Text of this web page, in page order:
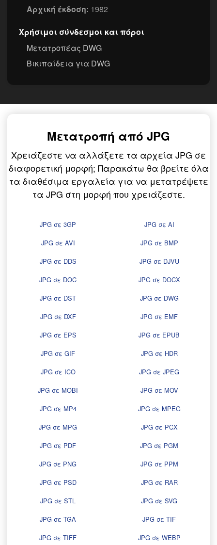
Αρχική έκδοση: 1982
Χρήσιμοι σύνδεσμοι και πόροι
Μετατροπέας DWG
Βικιπαίδεια για DWG
Μετατροπή από JPG
Χρειάζεστε να αλλάξετε τα αρχεία JPG σε
διαφορετική μορφή; Παρακάτω θα βρείτε όλα
τα διαθέσιμα εργαλεία για να μετατρέψετε
τα JPG στη μορφή που χρειάζεστε.
JPG σε 3GP
JPG σε AI
JPG σε AVI
JPG σε BMP
JPG σε DDS
JPG σε DJVU
JPG σε DOC
JPG σε DOCX
JPG σε DST
JPG σε DWG
JPG σε DXF
JPG σε EMF
JPG σε EPS
JPG σε EPUB
JPG σε GIF
JPG σε HDR
JPG σε ICO
JPG σε JPEG
JPG σε MOBI
JPG σε MOV
JPG σε MP4
JPG σε MPEG
JPG σε MPG
JPG σε PCX
JPG σε PDF
JPG σε PGM
JPG σε PNG
JPG σε PPM
JPG σε PSD
JPG σε RAR
JPG σε STL
JPG σε SVG
JPG σε TGA
JPG σε TIF
JPG σε TIFF
JPG σε WEBP